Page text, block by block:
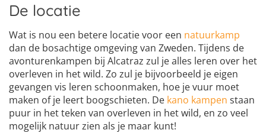
De locatie
Wat is nou een betere locatie voor een natuurkamp
dan de bosachtige omgeving van Zweden. Tijdens de
avonturenkampen bij Alcatraz zul je alles leren over het
overleven in het wild. Zo zul je bijvoorbeeld je eigen
gevangen vis leren schoonmaken, hoe je vuur moet
maken of je leert boogschieten. De kano kampen staan
puur in het teken van overleven in het wild, en zo veel
mogelijk natuur zien als je maar kunt!